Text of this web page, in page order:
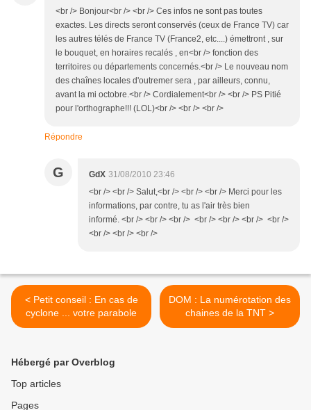
<br /> Bonjour<br /> <br /> Ces infos ne sont pas toutes
exactes. Les directs seront conservés (ceux de France TV) car
les autres télés de France TV (France2, etc....) émettront , sur
le bouquet, en horaires recalés , en<br /> fonction des
territoires ou départements concernés.<br /> Le nouveau nom
des chaînes locales d'outremer sera , par ailleurs, connu,
avant la mi octobre.<br /> Cordialement<br /> <br /> PS Pitié
pour l'orthographe!!! (LOL)<br /> <br /> <br />
Répondre
G GdX 31/08/2010 23:46
<br /> <br /> Salut,<br /> <br /> <br /> Merci pour les
informations, par contre, tu as l'air très bien
informé. <br /> <br /> <br /> <br /> <br /> <br /> <br />
<br /> <br /> <br />
< Petit conseil : En cas de
cyclone ... votre parabole
DOM : La numérotation des
chaines de la TNT >
Hébergé par Overblog
Top articles
Pages